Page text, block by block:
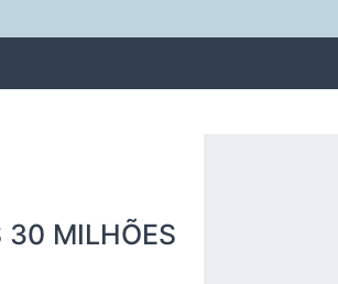
30 MILHÕES